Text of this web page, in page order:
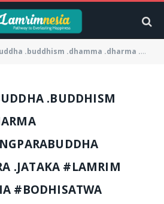
.buddhism .dhamma .dharma .riwayatagungparabuddha .lalitavistara .jataka #lamrim #lamrimnesia #bodhisatwa #paramita #buddhaindonesia .borobudur
.BUDDHISM
.JATAKA #LAMRIM
#BODHISATWA